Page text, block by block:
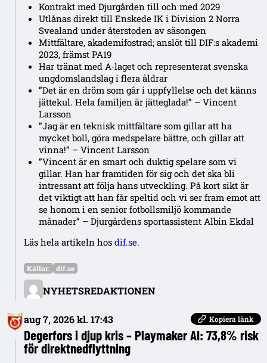
Kontrakt med Djurgården till och med 2029
Utlånas direkt till Enskede IK i Division 2 Norra
Svealand under återstoden av säsongen
Mittfältare, akademifostrad; anslöt till DIF:s akademi
2023, främst PA19
Har tränat med A‑laget och representerat svenska
ungdomslandslag i flera åldrar
”Det är en dröm som går i uppfyllelse och det känns
jättekul. Hela familjen är jätteglada!” – Vincent
Larsson
”Jag är en teknisk mittfältare som gillar att ha
mycket boll, göra medspelare bättre, och gillar att
vinna!” – Vincent Larsson
”Vincent är en smart och duktig spelare som vi
gillar. Han har framtiden för sig och det ska bli
intressant att följa hans utveckling. På kort sikt är
det viktigt att han får speltid och vi ser fram emot att
se honom i en senior fotbollsmiljö kommande
månader” – Djurgårdens sportassistent Albin Ekdal
Läs hela artikeln hos dif.se.
NYHETSREDAKTIONEN
Källor: dif.se
aug 7, 2026 kl. 17:43 Kopiera länk
Degerfors i djup kris – Playmaker AI: 73,8% risk
för direktnedflyttning